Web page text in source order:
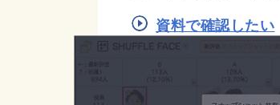
資料で確認したい